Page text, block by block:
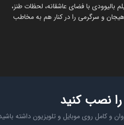
بالیوودی با فضای عاشقانه، لحظات طنز،
و سرگرمی را در کنار هم به مخاطب
نصب کنید
و کامل روی موبایل و تلویزیون داشته